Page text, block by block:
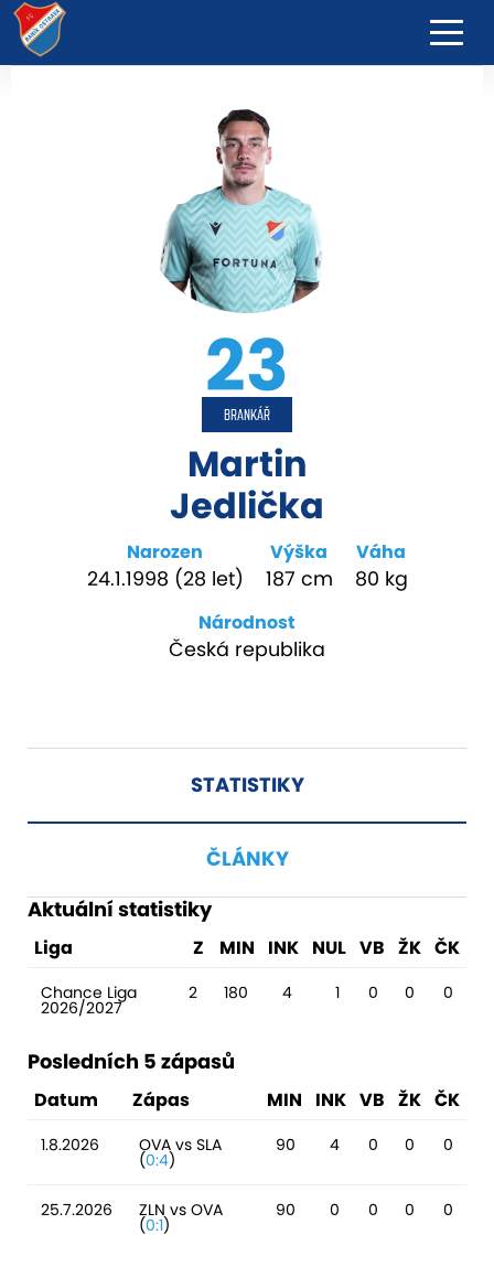
23
BRANKÁŘ
Martin
Jedlička
Narozen
24.1.1998 (28 let)
Výška
187 cm
Váha
80 kg
Národnost
Česká republika
STATISTIKY
ČLÁNKY
Aktuální statistiky
Liga Z MIN INK NUL VB ŽK ČK
Chance Liga
2026/2027
2 180 4 1 0 0 0
Posledních 5 zápasů
Datum Zápas MIN INK VB ŽK ČK
1.8.2026 OVA vs SLA
(0:4)
90 4 0 0 0
25.7.2026 ZLN vs OVA
(0:1)
90 0 0 0 0